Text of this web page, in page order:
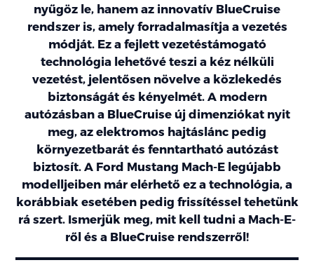
nyűgöz le, hanem az innovatív BlueCruise
rendszer is, amely forradalmasítja a vezetés
módját. Ez a fejlett vezetéstámogató
technológia lehetővé teszi a kéz nélküli
vezetést, jelentősen növelve a közlekedés
biztonságát és kényelmét. A modern
autózásban a BlueCruise új dimenziókat nyit
meg, az elektromos hajtáslánc pedig
környezetbarát és fenntartható autózást
biztosít. A Ford Mustang Mach-E legújabb
modelljeiben már elérhető ez a technológia, a
korábbiak esetében pedig frissítéssel tehetünk
rá szert. Ismerjük meg, mit kell tudni a Mach-E-
ről és a BlueCruise rendszerről!